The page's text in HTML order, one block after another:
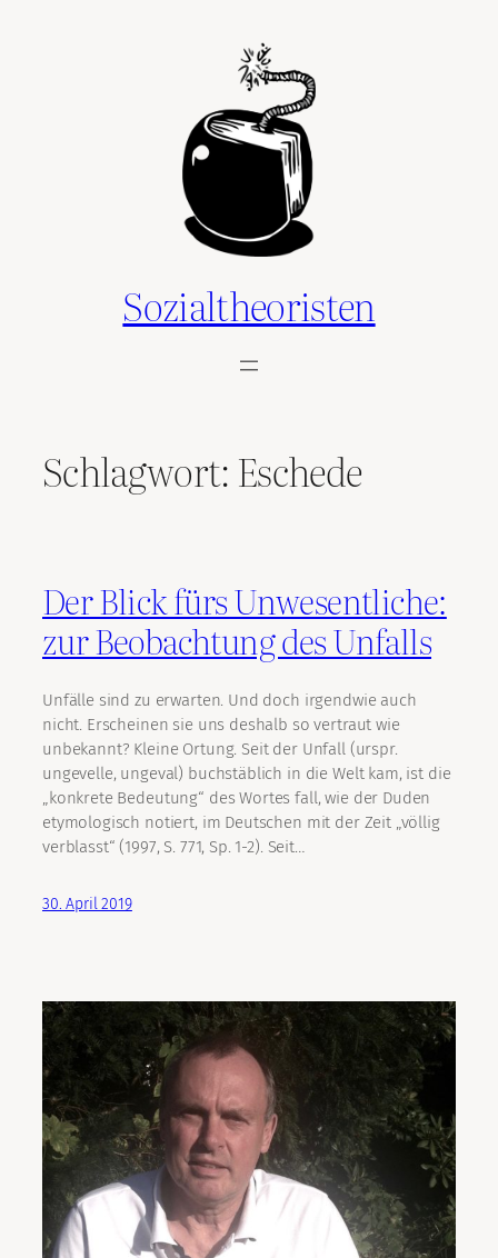
Sozialtheoristen
Schlagwort: Eschede
Der Blick fürs Unwesentliche:
zur Beobachtung des Unfalls
Unfälle sind zu erwarten. Und doch irgendwie auch
nicht. Erscheinen sie uns deshalb so vertraut wie
unbekannt? Kleine Ortung. Seit der Unfall (urspr.
ungevelle, ungeval) buchstäblich in die Welt kam, ist die
„konkrete Bedeutung“ des Wortes fall, wie der Duden
etymologisch notiert, im Deutschen mit der Zeit „völlig
verblasst“ (1997, S. 771, Sp. 1-2). Seit…
30. April 2019